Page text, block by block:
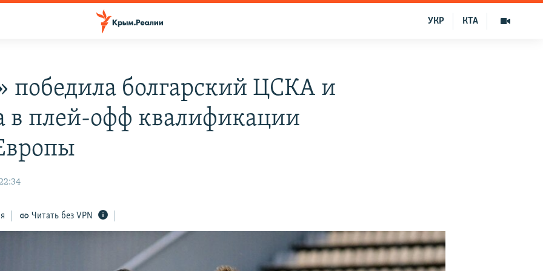
КТА
УКР
победила болгарский ЦСКА и
в плей-офф квалификации
Читать без VPN